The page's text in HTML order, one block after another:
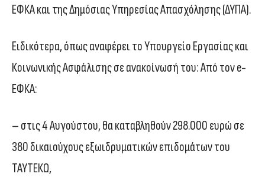
ΕΦΚΑ και της Δημόσιας Υπηρεσίας Απασχόλησης (ΔΥΠΑ).
Ειδικότερα, όπως αναφέρει το Υπουργείο Εργασίας και
Κοινωνικής Ασφάλισης σε ανακοίνωσή του: Από τον e-
ΕΦΚΑ:
– στις 4 Αυγούστου, θα καταβληθούν 298.000 ευρώ σε
380 δικαιούχους εξωιδρυματικών επιδομάτων του
ΤΑΥΤΕΚΩ,